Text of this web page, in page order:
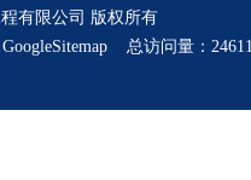
有限公司 版权所有
GoogleSitemap 总访问量：